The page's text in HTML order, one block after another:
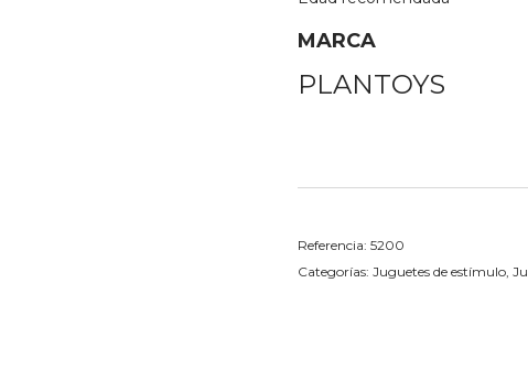
MARCA
PLANTOYS
Referencia: 5200
Categorías: Juguetes de estímulo